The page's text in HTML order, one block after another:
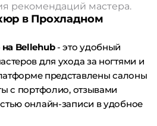
рекомендаций мастера.
в Прохладном
Bellehub- это удобный
для ухода за ногтями и
представлены салоны
с портфолио, отзывами
онлайн-записи в удобное